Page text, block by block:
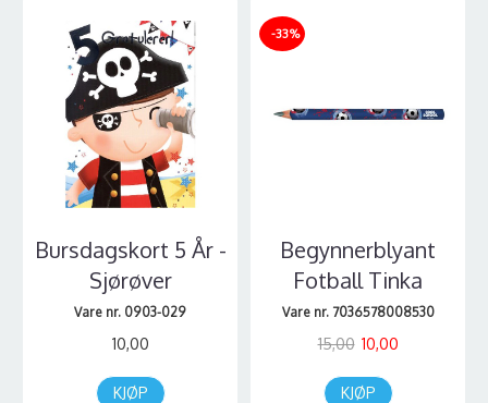
Bursdagskort 5 År -
Sjørøver
Vare nr. 0903-029
10,00
KJØP
-33%
Begynnerblyant
Fotball Tinka
Vare nr. 7036578008530
15,00 10,00
KJØP